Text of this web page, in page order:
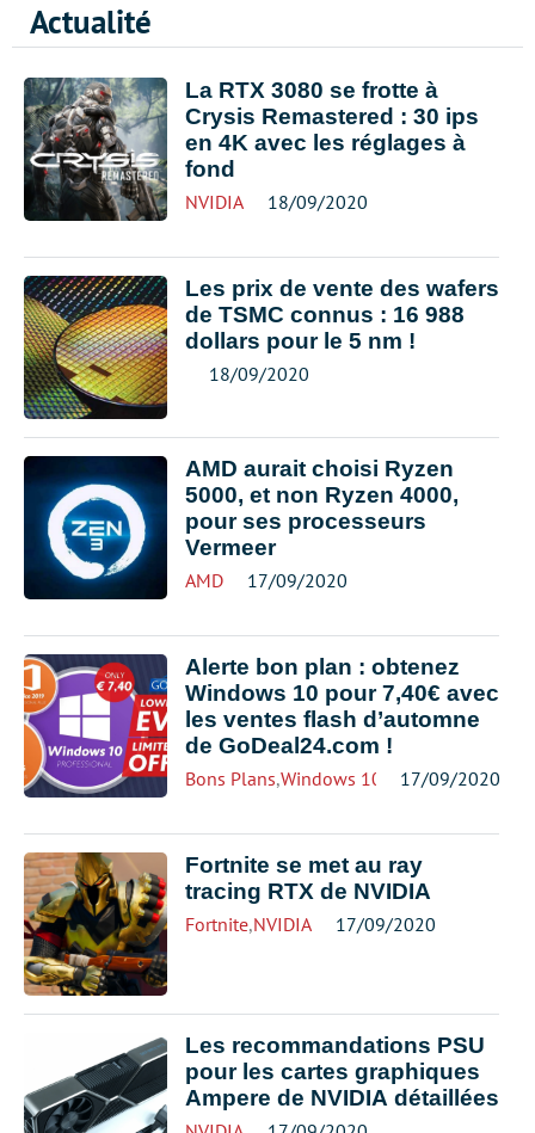
Actualité
La RTX 3080 se frotte à
Crysis Remastered : 30 ips
en 4K avec les réglages à
fond
NVIDIA 18/09/2020
Les prix de vente des wafers
de TSMC connus : 16 988
dollars pour le 5 nm !
18/09/2020
AMD aurait choisi Ryzen
5000, et non Ryzen 4000,
pour ses processeurs
Vermeer
AMD 17/09/2020
Alerte bon plan : obtenez
Windows 10 pour 7,40€ avec
les ventes flash d’automne
de GoDeal24.com !
Bons Plans,Windows 10 17/09/2020
Fortnite se met au ray
tracing RTX de NVIDIA
Fortnite,NVIDIA 17/09/2020
Les recommandations PSU
pour les cartes graphiques
Ampere de NVIDIA détaillées